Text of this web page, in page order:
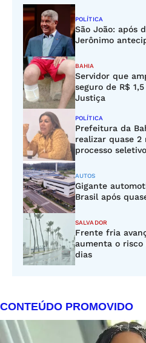
POLÍTICA
São João: após
Jerônimo
BAHIA
Servidor que
seguro de R$
Justiça
POLÍTICA
Prefeitura da
realizar quase
processo seletivo
AUTOS
Gigante
Brasil após
SALVADOR
Frente fria
aumenta o risco
dias